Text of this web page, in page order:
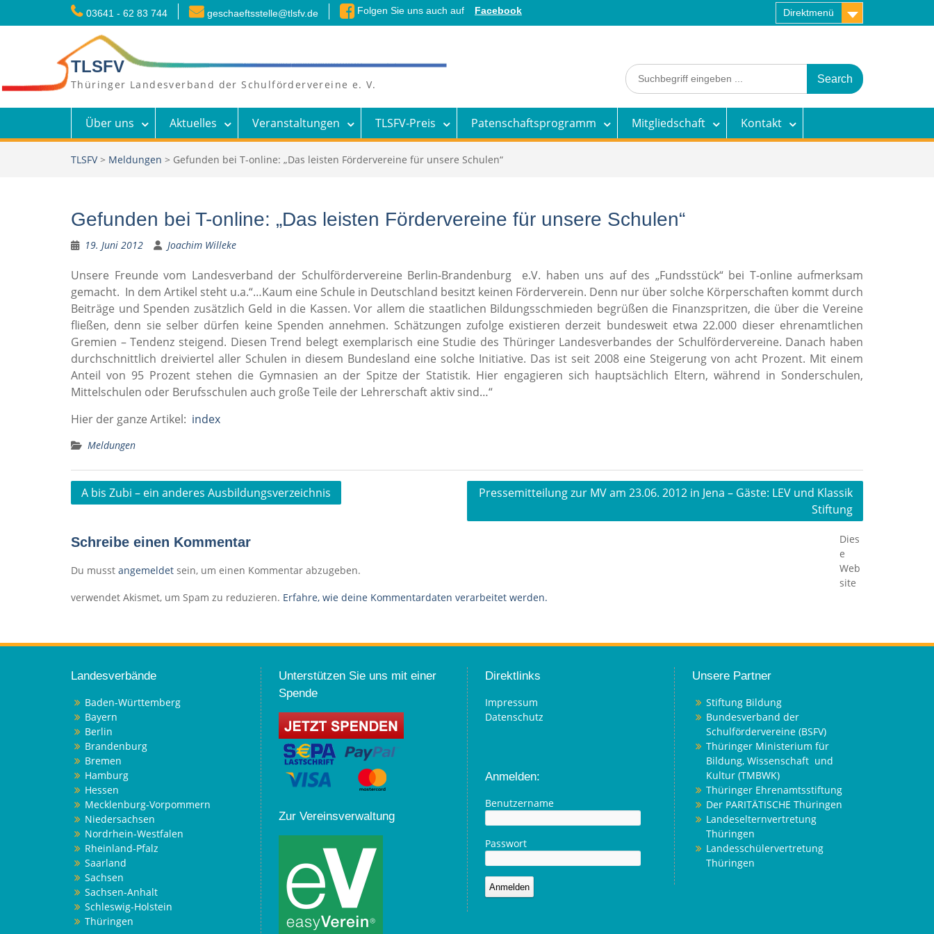
03641 - 62 83 744 geschaeftsstelle@tlsfv.de Folgen Sie uns auch auf Facebook Direktmenü
TLSFV
Thüringer Landesverband der Schulfördervereine e. V.
Search
for:
Über uns Aktuelles Veranstaltungen TLSFV-Preis Patenschaftsprogramm Mitgliedschaft Kontakt
TLSFV> Meldungen > Gefunden bei T-online: „Das leisten Fördervereine für unsere Schulen“
Gefunden bei T-online: „Das leisten Fördervereine für unsere Schulen“
19. Juni 2012 Joachim Willeke
Unsere Freunde vom Landesverband der Schulfördervereine Berlin-Brandenburg e.V. haben uns auf des „Fundsstück“ bei T-online aufmerksam
gemacht. In dem Artikel steht u.a.“…Kaum eine Schule in Deutschland besitzt keinen Förderverein. Denn nur über solche Körperschaften kommt durch
Beiträge und Spenden zusätzlich Geld in die Kassen. Vor allem die staatlichen Bildungsschmieden begrüßen die Finanzspritzen, die über die Vereine
fließen, denn sie selber dürfen keine Spenden annehmen. Schätzungen zufolge existieren derzeit bundesweit etwa 22.000 dieser ehrenamtlichen
Gremien – Tendenz steigend. Diesen Trend belegt exemplarisch eine Studie des Thüringer Landesverbandes der Schulfördervereine. Danach haben
durchschnittlich dreiviertel aller Schulen in diesem Bundesland eine solche Initiative. Das ist seit 2008 eine Steigerung von acht Prozent. Mit einem
Anteil von 95 Prozent stehen die Gymnasien an der Spitze der Statistik. Hier engagieren sich hauptsächlich Eltern, während in Sonderschulen,
Mittelschulen oder Berufsschulen auch große Teile der Lehrerschaft aktiv sind…“
Hier der ganze Artikel: index
Meldungen
Beitragsnavigation
A bis Zubi – ein anderes Ausbildungsverzeichnis
Pressemitteilung zur MV am 23.06. 2012 in Jena – Gäste: LEV und Klassik
Stiftung
Schreibe einen Kommentar
Du musst angemeldet sein, um einen Kommentar abzugeben.
Dies
e
Web
site
verwendet Akismet, um Spam zu reduzieren. Erfahre, wie deine Kommentardaten verarbeitet werden.
Landesverbände
Baden-Württemberg
Bayern
Berlin
Brandenburg
Bremen
Hamburg
Hessen
Mecklenburg-Vorpommern
Niedersachsen
Nordrhein-Westfalen
Rheinland-Pfalz
Saarland
Sachsen
Sachsen-Anhalt
Schleswig-Holstein
Thüringen
Unterstützen Sie uns mit einer
Spende
Zur Vereinsverwaltung
Direktlinks
Impressum
Datenschutz
Anmelden:
Benutzername
Passwort
Unsere Partner
Stiftung Bildung
Bundesverband der
Schulfördervereine (BSFV)
Thüringer Ministerium für
Bildung, Wissenschaft und
Kultur (TMBWK)
Thüringer Ehrenamtsstiftung
Der PARITÄTISCHE Thüringen
Landeselternvertretung
Thüringen
Landesschülervertretung
Thüringen